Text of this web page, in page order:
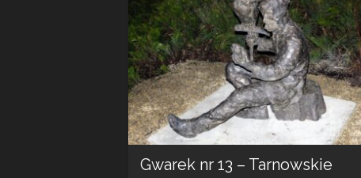
Gwarek nr 13 – Tarnowskie